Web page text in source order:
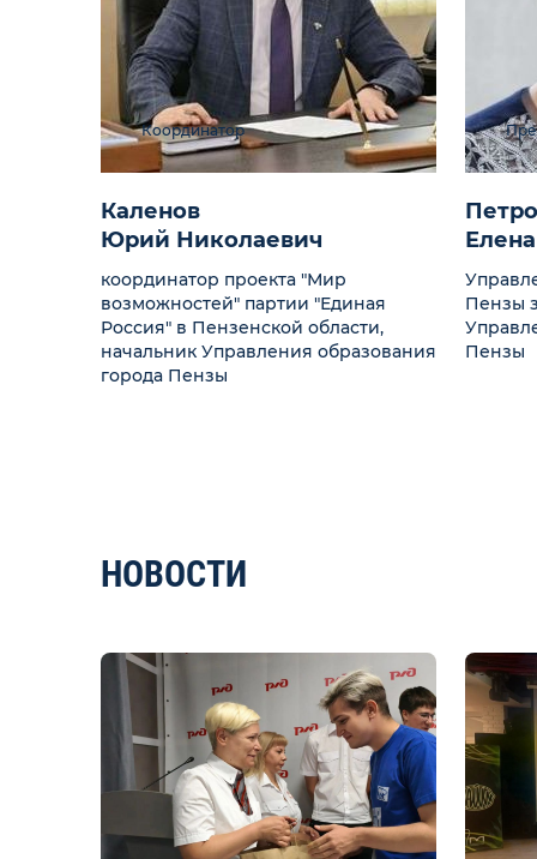
Координатор
Каленов
Юрий Николаевич
координатор проекта "Мир
возможностей" партии "Единая
Россия" в Пензенской области,
начальник Управления образования
города Пензы
Пензы
Пензы
НОВОСТИ